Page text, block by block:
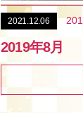
2021.12.06
2019年8月